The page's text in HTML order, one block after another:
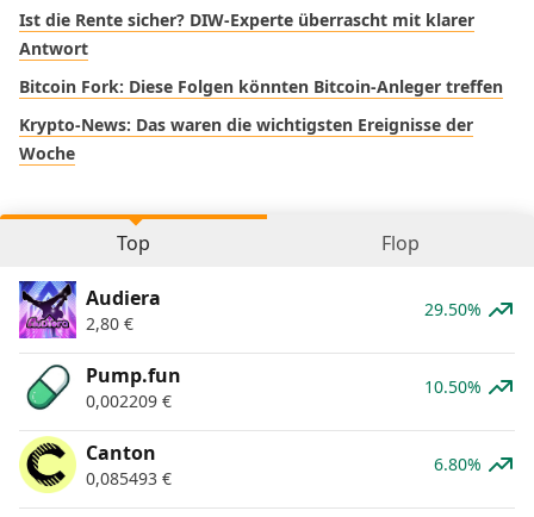
Ist die Rente sicher? DIW-Experte überrascht mit klarer
Antwort
Bitcoin Fork: Diese Folgen könnten Bitcoin-Anleger treffen
Krypto-News: Das waren die wichtigsten Ereignisse der
Woche
Top Flop
Audiera
2,80 €
29.50%
Pump.fun
0,002209 €
10.50%
Canton
0,085493 €
6.80%